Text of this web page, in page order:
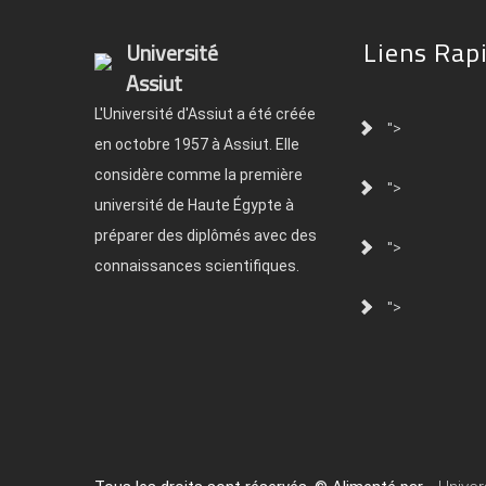
Université
Assiut
L'Université d'Assiut a été créée
en octobre 1957 à Assiut. Elle
considère comme la première
université de Haute Égypte à
préparer des diplômés avec des
connaissances scientifiques.
Liens
">
">
">
">